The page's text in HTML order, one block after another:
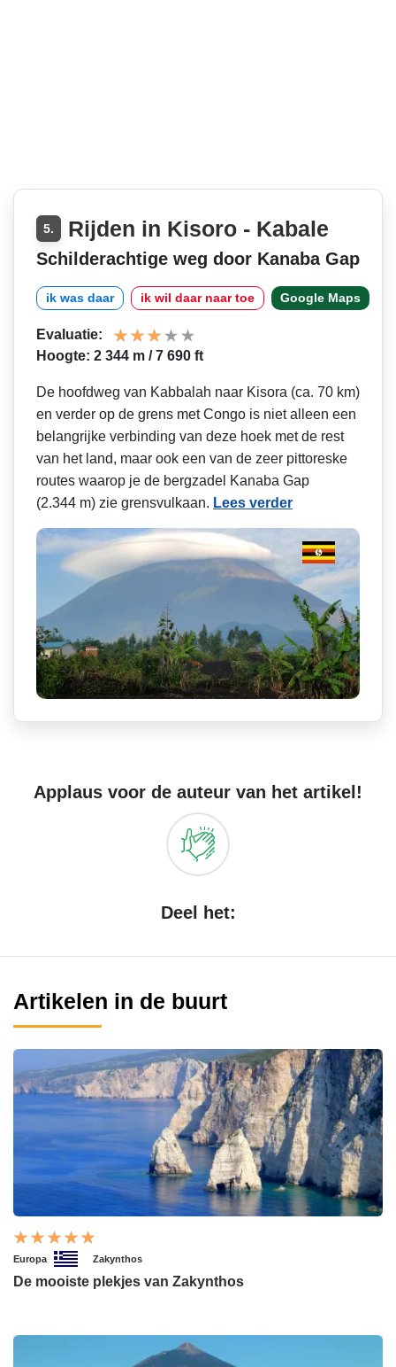
5. Rijden in Kisoro - Kabale
Schilderachtige weg door Kanaba Gap
ik was daar ik wil daar naar toe Google Maps
Evaluatie:
Hoogte: 2 344 m / 7 690 ft
De hoofdweg van Kabbalah naar Kisora (ca. 70 km)
en verder op de grens met Congo is niet alleen een
belangrijke verbinding van deze hoek met de rest
van het land, maar ook een van de zeer pittoreske
routes waarop je de bergzadel Kanaba Gap
(2.344 m) zie grensvulkaan. Lees verder
Applaus voor de auteur van het artikel!
Deel het:
Artikelen in de buurt
Europa Zakynthos
De mooiste plekjes van Zakynthos